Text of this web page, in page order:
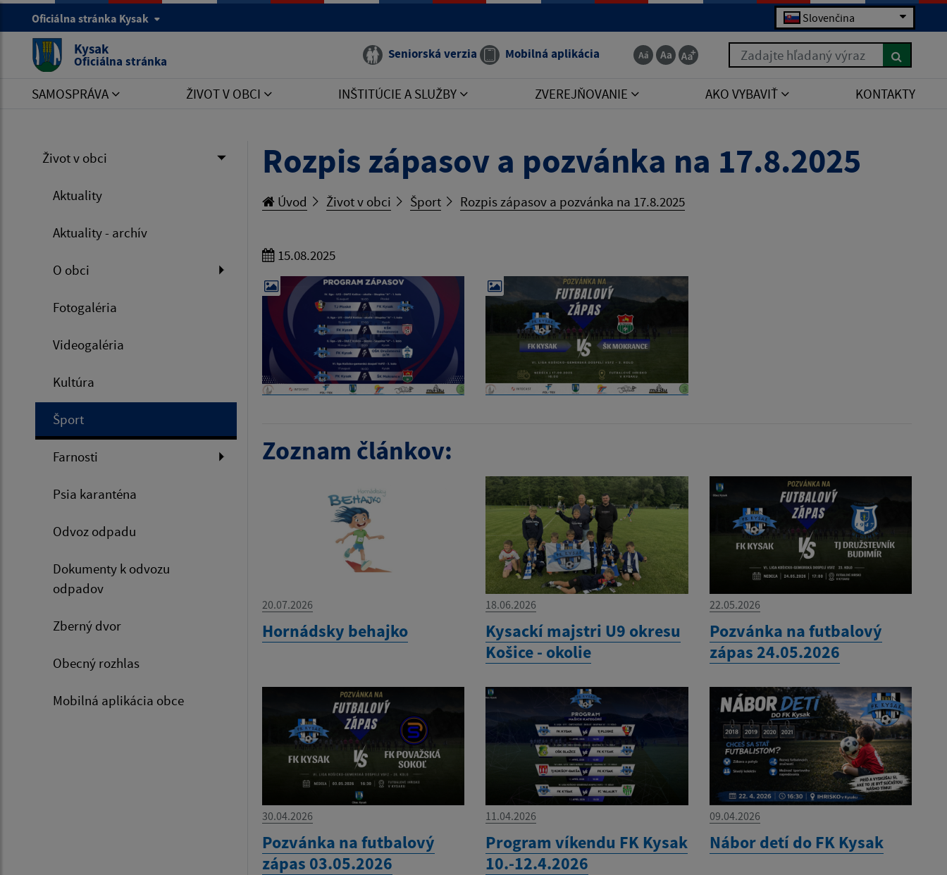
Oficiálna stránka Kysak Slovenčina
Kysak
Oficiálna stránka Seniorská verzia Mobilná aplikácia Zadajte hľadaný výraz
SAMOSPRÁVA ŽIVOT V OBCI INŠTITÚCIE A SLUŽBY ZVEREJŇOVANIE AKO VYBAVIŤ KONTAKTY
Život v obci
Aktuality
Aktuality - archív
O obci
Fotogaléria
Videogaléria
Kultúra
Šport
Farnosti
Psia karanténa
Odvoz odpadu
Dokumenty k odvozu
odpadov
Zberný dvor
Obecný rozhlas
Mobilná aplikácia obce
Rozpis zápasov a pozvánka na 17.8.2025
Úvod Život v obci Šport Rozpis zápasov a pozvánka na 17.8.2025
15.08.2025
Zoznam článkov:
20.07.2026
Hornádsky behajko
18.06.2026
Kysackí majstri U9 okresu
Košice - okolie
22.05.2026
Pozvánka na futbalový
zápas 24.05.2026
30.04.2026
Pozvánka na futbalový
zápas 03.05.2026
11.04.2026
Program víkendu FK Kysak
10.-12.4.2026
09.04.2026
Nábor detí do FK Kysak